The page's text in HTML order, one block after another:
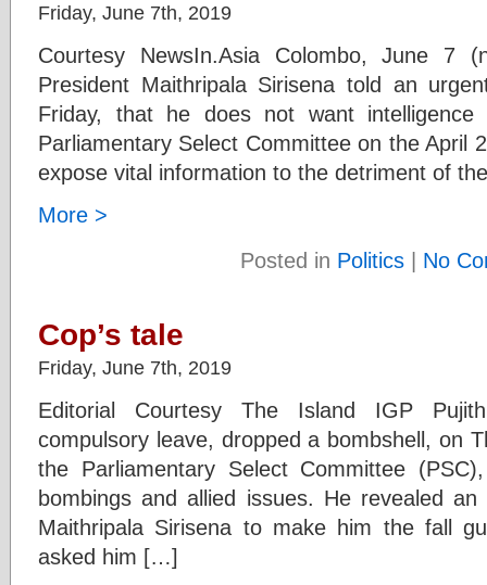
Friday, June 7th, 2019
Courtesy NewsIn.Asia Colombo, June 7
President Maithripala Sirisena told an
Friday, that he does not want
Parliamentary Select Committee on the April
expose vital information to the detriment of
More >
Posted in Politics | No
Cop’s tale
Friday, June 7th, 2019
Editorial Courtesy The Island IGP
compulsory leave, dropped a bombshell, on
the Parliamentary Select Committee
bombings and allied issues. He revealed
Maithripala Sirisena to make him the fall
asked him […]